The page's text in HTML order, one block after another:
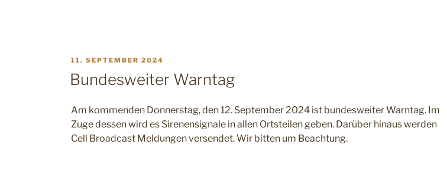
VERÖFFENTLICHT
AM
11. SEPTEMBER 2024
Bundesweiter Warntag
Am kommenden Donnerstag, den 12. September 2024 ist bundesweiter Warntag. Im
Zuge dessen wird es Sirenensignale in allen Ortsteilen geben. Darüber hinaus werden
Cell Broadcast Meldungen versendet. Wir bitten um Beachtung.